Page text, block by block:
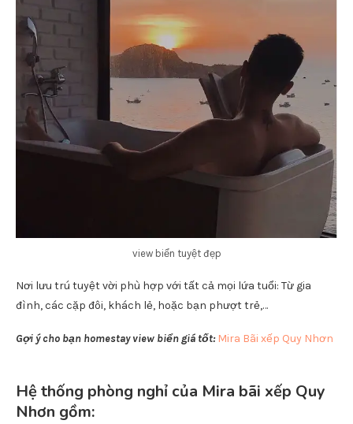
view biển tuyệt đẹp
Nơi lưu trú tuyệt vời phù hợp với tất cả mọi lứa tuổi: Từ gia
đình, các cặp đôi, khách lẻ, hoặc bạn phượt trẻ,…
Gợi ý cho bạn homestay view biển giá tốt: Mira Bãi xếp Quy Nhơn
Hệ thống phòng nghỉ của Mira bãi xếp Quy
Nhơn gồm: